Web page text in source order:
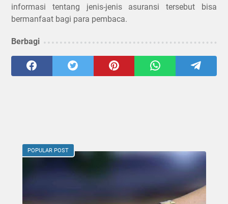
informasi tentang jenis-jenis asuransi tersebut bisa
bermanfaat bagi para pembaca.
Berbagi
POPULAR POST